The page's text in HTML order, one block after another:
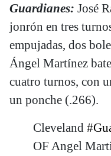
Guardianes: José
jonrón en tres
empujadas, dos
Ángel Martínez
cuatro turnos, con
un ponche (.266).
Cleveland
OF Angel